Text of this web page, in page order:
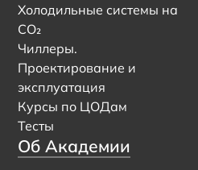
Холодильные системы на
CO₂
Чиллеры.
Проектирование и
эксплуатация
Курсы по ЦОДам
Тесты
Об Академии